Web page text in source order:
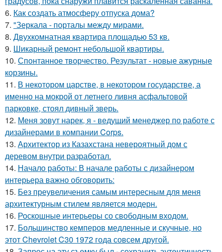
6. Как создать атмосферу отпуска дома?
7. "Зеркала - порталы между мирами.
8. Двухкомнатная квартира площадью 53 кв.
9. Шикарный ремонт небольшой квартиры.
10. Спонтанное творчество. Результат - новые ажурные
корзины.
11. В некотором царстве, в некотором государстве, а
именно на мокрой от летнего ливня асфальтовой
парковке, стоял дивный зверь.
12. Меня зовут нарек, я - ведущий менеджер по работе с
дизайнерами в компании Corps.
13. Архитектор из Казахстана невероятный дом с
деревом внутри разработал.
14. Начало работы: В начале работы с дизайнером
интерьера важно обговорить:
15. Без преувеличения самым интересным для меня
архитектурным стилем является модерн.
16. Роскошные интерьеры со свободным входом.
17. Большинство кемперов медленные и скучные, но
этот Chevrolet C30 1972 года совсем другой.